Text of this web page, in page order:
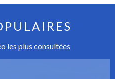
les plus consultées